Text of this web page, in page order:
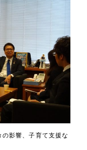
影響、子育て支援な